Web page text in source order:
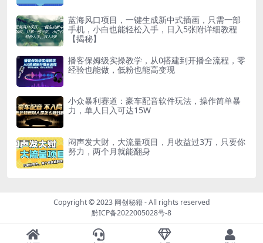
蓝海风口项目，一键生成新中式插画，只需一部
手机，小白也能轻松入手，日入5张附详细教程
【揭秘】
播客保姆级实操教学，从0搭建到开播全流程，零
经验也能做，低粉也能高变现
小众暴利赛道：豪车配音软件玩法，操作简单暴
力，单人日入可达15W
闷声发大财，大流量项目，月收益过3万，只要你
努力，两个月就能翻身
Copyright © 2023 网创秘籍- All rights reserved
黔ICP备2022005028号-8